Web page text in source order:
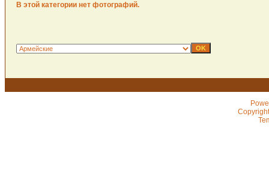
В этой категории нет фотографий.